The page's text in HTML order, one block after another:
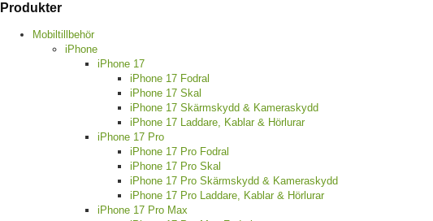
Produkter
Mobiltillbehör
iPhone
iPhone 17
iPhone 17 Fodral
iPhone 17 Skal
iPhone 17 Skärmskydd & Kameraskydd
iPhone 17 Laddare, Kablar & Hörlurar
iPhone 17 Pro
iPhone 17 Pro Fodral
iPhone 17 Pro Skal
iPhone 17 Pro Skärmskydd & Kameraskydd
iPhone 17 Pro Laddare, Kablar & Hörlurar
iPhone 17 Pro Max